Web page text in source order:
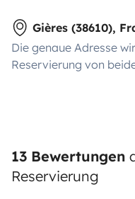
Gières (38610),
Die genaue Adresse
Reservierung von
13 Bewertungen
Reservierung